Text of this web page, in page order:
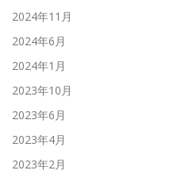
2024年11月
2024年6月
2024年1月
2023年10月
2023年6月
2023年4月
2023年2月